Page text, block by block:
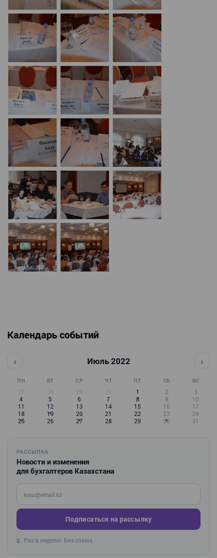
Календарь событий
‹ Июль 2022 ›
ПН ВТ СР ЧТ ПТ СБ ВС
27 28 29 30 1 2
3
4
5 6 7 8 9
10
11
12 13 14 15 16
17
18
19 20 21 22 23
24
25
26 27 28 29 30 31
РАССЫЛКА
Новости и изменения
для бухгалтеров Казахстана
Введите ваш e-mail
Подписаться на рассылку
🔒 Раз в неделю. Без спама.